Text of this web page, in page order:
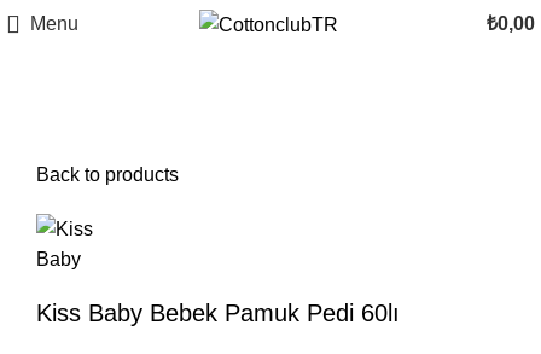
Menu ₺0,00
Back to products
Kiss Baby Bebek Pamuk Pedi 60lı